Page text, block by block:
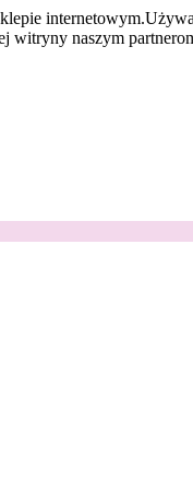
internetowym.
witryny naszym